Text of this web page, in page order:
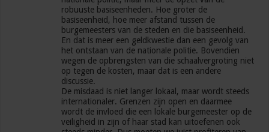
robuuste basiseenheden. Hoe groter de
basiseenheid, hoe meer afstand tussen de
burgemeesters van de steden en die basiseenheid.
En dat is meer een geldkwestie dan een gevolg van
het ontstaan van de nationale politie. Bovendien
wegen de opbrengsten van die schaalvergroting niet
op tegen de kosten, maar dat is een andere
discussie.
De misdaad is niet langer lokaal, maar wordt steeds
internationaler. Grenzen zijn open en daarmee
wordt de invloed die een lokale burgemeester op de
veiligheid in zijn of haar stad kan uitoefenen ook